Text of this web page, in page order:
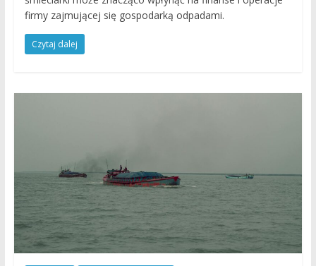
firmy zajmującej się gospodarką odpadami.
Czytaj dalej